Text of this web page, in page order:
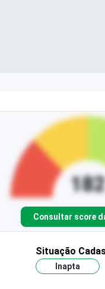
Consultar score
Situação
Inapta